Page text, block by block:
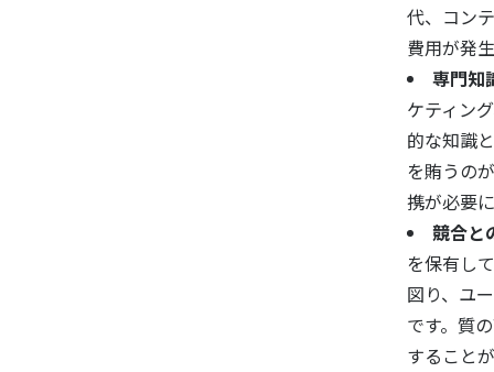
代、コン
費用が発
専門知
ケティン
的な知識
を賄うの
携が必要
競合と
を保有し
図り、ユ
です。質
すること